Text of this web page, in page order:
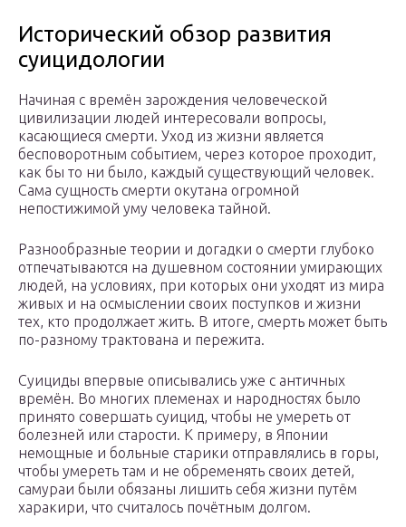
Исторический обзор развития
суицидологии
Начиная с времён зарождения человеческой
цивилизации людей интересовали вопросы,
касающиеся смерти. Уход из жизни является
бесповоротным событием, через которое проходит,
как бы то ни было, каждый существующий человек.
Сама сущность смерти окутана огромной
непостижимой уму человека тайной.
Разнообразные теории и догадки о смерти глубоко
отпечатываются на душевном состоянии умирающих
людей, на условиях, при которых они уходят из мира
живых и на осмыслении своих поступков и жизни
тех, кто продолжает жить. В итоге, смерть может быть
по-разному трактована и пережита.
Суициды впервые описывались уже с античных
времён. Во многих племенах и народностях было
принято совершать суицид, чтобы не умереть от
болезней или старости. К примеру, в Японии
немощные и больные старики отправлялись в горы,
чтобы умереть там и не обременять своих детей,
самураи были обязаны лишить себя жизни путём
харакири, что считалось почётным долгом.